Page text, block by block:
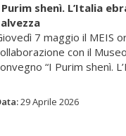
shenì. L’Italia
7 maggio il MEIS
con il
“I Purim shenì.
29 Aprile 2026